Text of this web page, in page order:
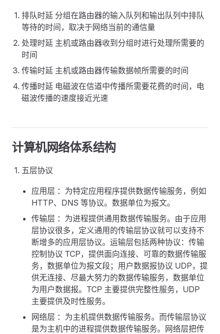
排队时延 分组在路由器的输入队列和输出队列中排队
等待的时间，取决于网络当前的通信量
处理时延 主机或路由器收到分组时进行处理所需要的
时间
传输时延 主机或路由器传输数据帧所需要的时间
传播时延 电磁波在信道中传播所需要花费的时间，电
磁波传播的速度接近光速
计算机网络体系结构
五层协议
应用层 ：为特定应用程序提供数据传输服务，例如
HTTP、DNS 等协议。数据单位为报文。
传输层 ：为进程提供通用数据传输服务。由于应用
层协议很多，定义通用的传输层协议就可以支持不
断增多的应用层协议。运输层包括两种协议：传输
控制协议 TCP，提供面向连接、可靠的数据传输服
务，数据单位为报文段；用户数据报协议 UDP，提
供无连接、尽最大努力的数据传输服务，数据单位
为用户数据报。TCP 主要提供完整性服务，UDP
主要提供及时性服务。
网络层 ：为主机提供数据传输服务。而传输层协议
是为主机中的进程提供数据传输服务。网络层把传